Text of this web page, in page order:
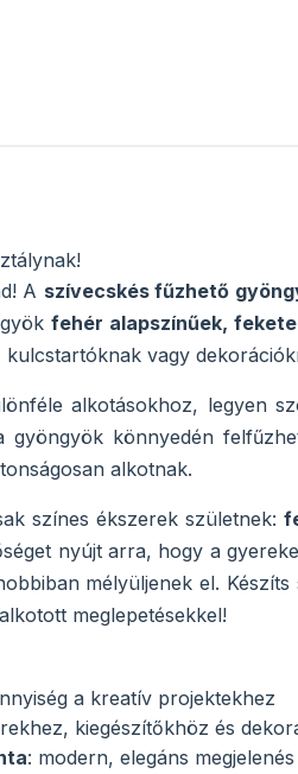
A szívecskés fűzhető
fehér alapszínűek,
vagy
alkotásokhoz, legyen
gyöngyök könnyedén
alkotnak.
színes ékszerek születnek:
nyújt arra, hogy a
mélyüljenek el.
meglepetésekkel!
a kreatív projektekhez
kiegészítőkhöz és
: modern, elegáns megjelenés